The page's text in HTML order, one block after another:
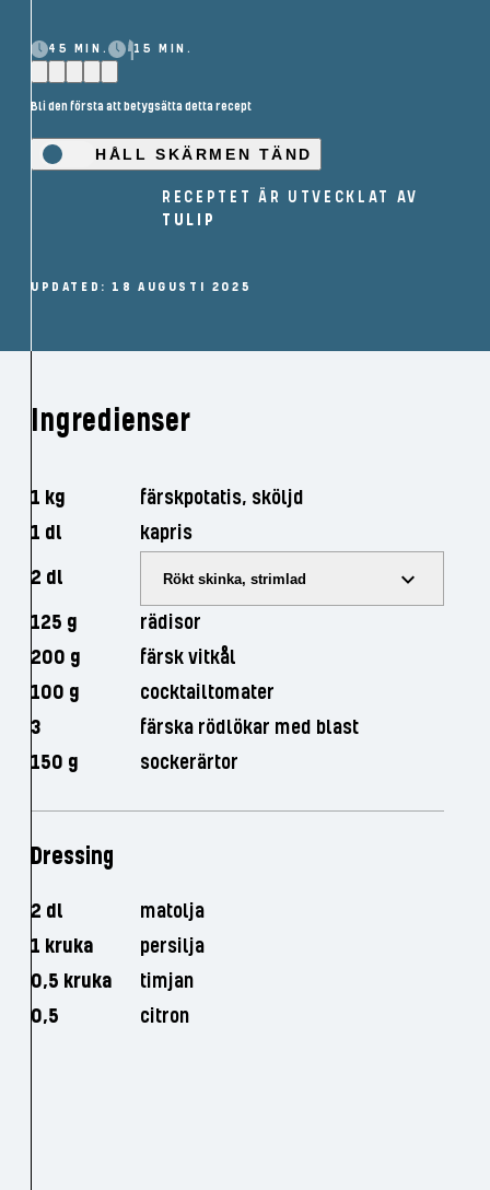
45 MIN. 15 MIN.
Bli den första att betygsätta detta recept
HÅLL SKÄRMEN TÄND
RECEPTET ÄR UTVECKLAT AV
TULIP
UPDATED: 18 AUGUSTI 2025
Ingredienser
1 kg
färskpotatis, sköljd
1 dl
kapris
2 dl
Rökt skinka, strimlad
125 g
rädisor
200 g
färsk vitkål
100 g
cocktailtomater
3
färska rödlökar med blast
150 g
sockerärtor
Dressing
2 dl
matolja
1 kruka
persilja
0,5 kruka
timjan
0,5
citron